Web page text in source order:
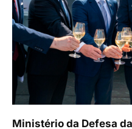
Ministério da Defesa